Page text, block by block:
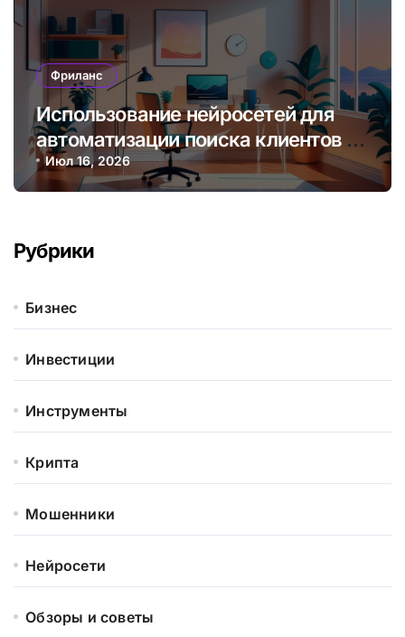
Фриланс
Использование нейросетей для
автоматизации поиска клиентов и
управления проектами
фрилансера
Июл 16, 2026
Рубрики
Бизнес
Инвестиции
Инструменты
Крипта
Мошенники
Нейросети
Обзоры и советы